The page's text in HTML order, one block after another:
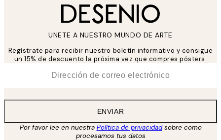
UNETE A NUESTRO MUNDO DE ARTE
Regístrate para recibir nuestro boletín informativo y consigue
un 15% de descuento la próxima vez que compres pósters.
ENVIAR
Por favor lee en nuestra Política de privacidadsobre como
procesamos tus datos